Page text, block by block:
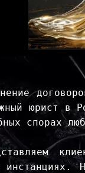
юрист в
спорах